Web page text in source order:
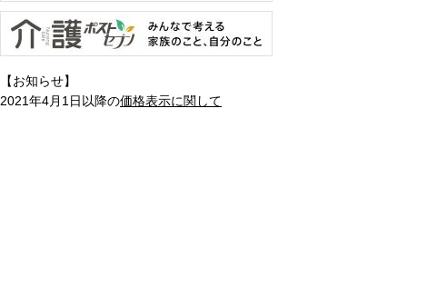
【お知らせ】
2021年4月1日以降の価格表示に関して